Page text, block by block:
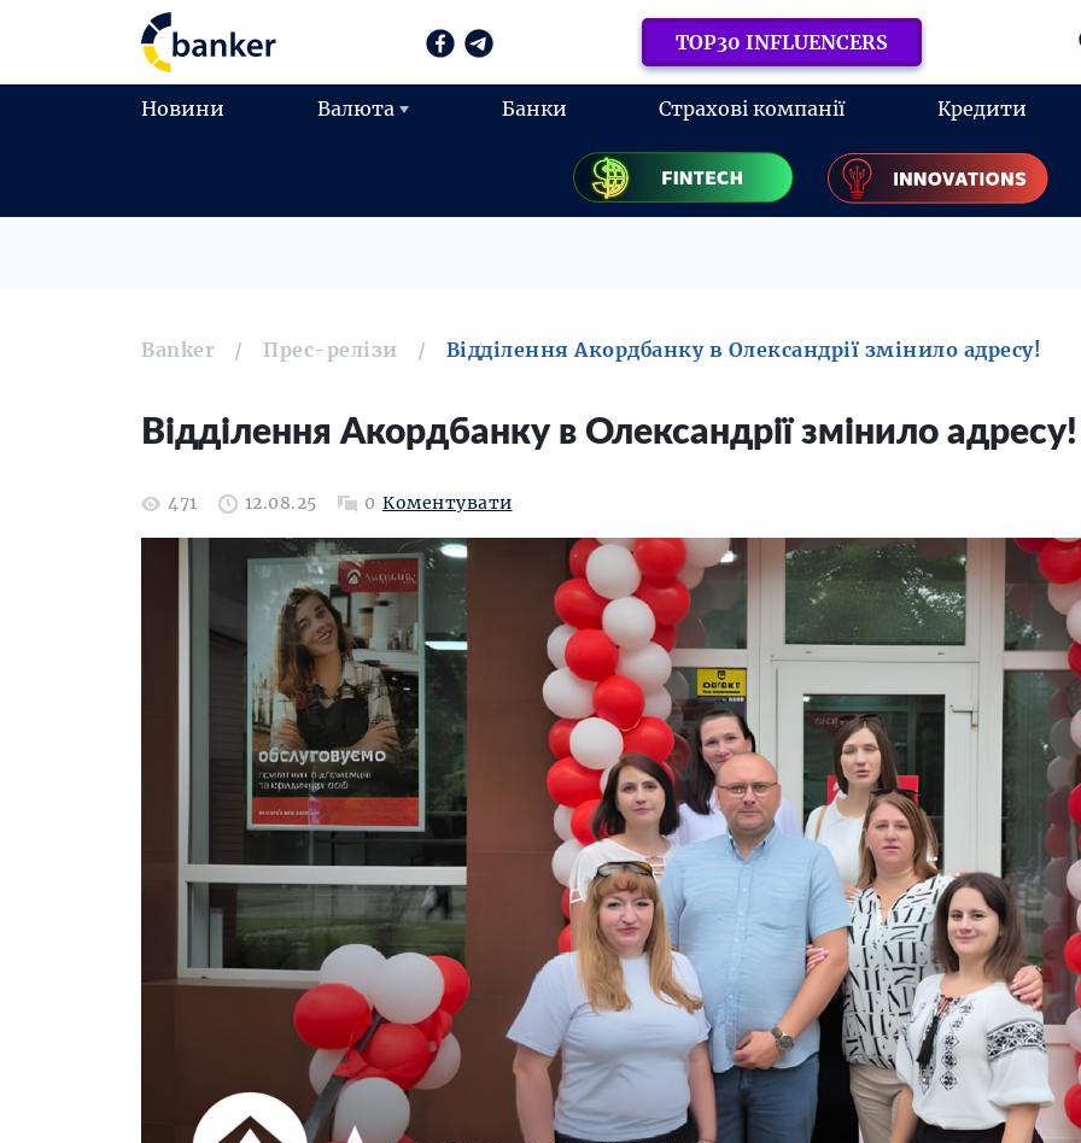
TOP30 INFLUENCERS
Новини Валюта Банки Страхові компанії Кредити
Banker Прес-релізи Відділення Акордбанку в Олександрії змінило адресу!
Відділення Акордбанку в Олександрії змінило адресу!
471 12.08.25 0 Коментувати